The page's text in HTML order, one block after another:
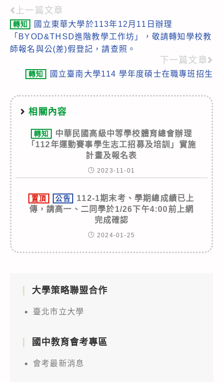
Read
more
articles
上一篇文章
轉知
國立東華大學於113年12月11日辦理
「BYOD&THSD進階教學工作坊」，敬請轉知學校教
師報名與公(差)假登記，請查照。
下一篇文章
轉知 國立臺南大學114 學年度碩士在職專班招生
相關內容
轉知
中華民國高級中等學校體育總會辦理
「112年運動賽事學生志工招募及培訓」實施
計畫及報名表
2023-11-01
置頂 公告
112-1期末考、學期總成績已上
傳，請高一、二同學於1/26下午4:00前上網
完成確認
2024-01-25
大學策略聯盟合作
臺北市立大學
國中教育會考專區
會考最新消息